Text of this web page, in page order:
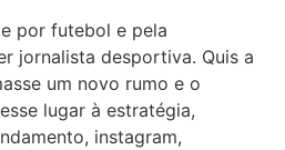
por futebol e pela
jornalista desportiva. Quis a
um novo rumo e o
lugar à estratégia,
instagram,